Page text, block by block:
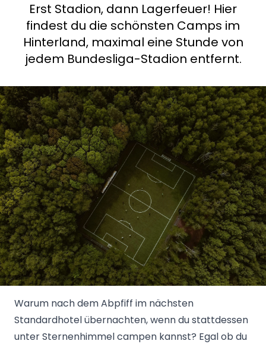
Tipps & Inspiration
Stories
Gutscheine
Über uns
Shop
Kontakt
Select language
Erst Stadion, dann Lagerfeuer! Hier
findest du die schönsten Camps im
Hinterland, maximal eine Stunde von
jedem Bundesliga-Stadion entfernt.
Warum nach dem Abpfiff im nächsten
Standardhotel übernachten, wenn du stattdessen
unter Sternenhimmel campen kannst? Egal ob du